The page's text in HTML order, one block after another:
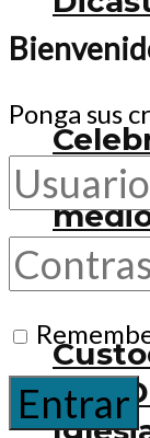
que
Ponga sus